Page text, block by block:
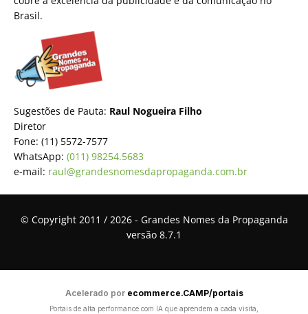
Brasil.
Sugestões de Pauta: Raul Nogueira Filho
Diretor
Fone: (11) 5572-7577
WhatsApp: (011) 98254.5683
e-mail: raul@grandesnomesdapropaganda.com.br
© Copyright 2011 / 2026 - Grandes Nomes da Propaganda
versão 8.7.1
Acelerado por ecommerce.CAMP/portais
Portais de alta performance com IA que aprendem a cada visita,